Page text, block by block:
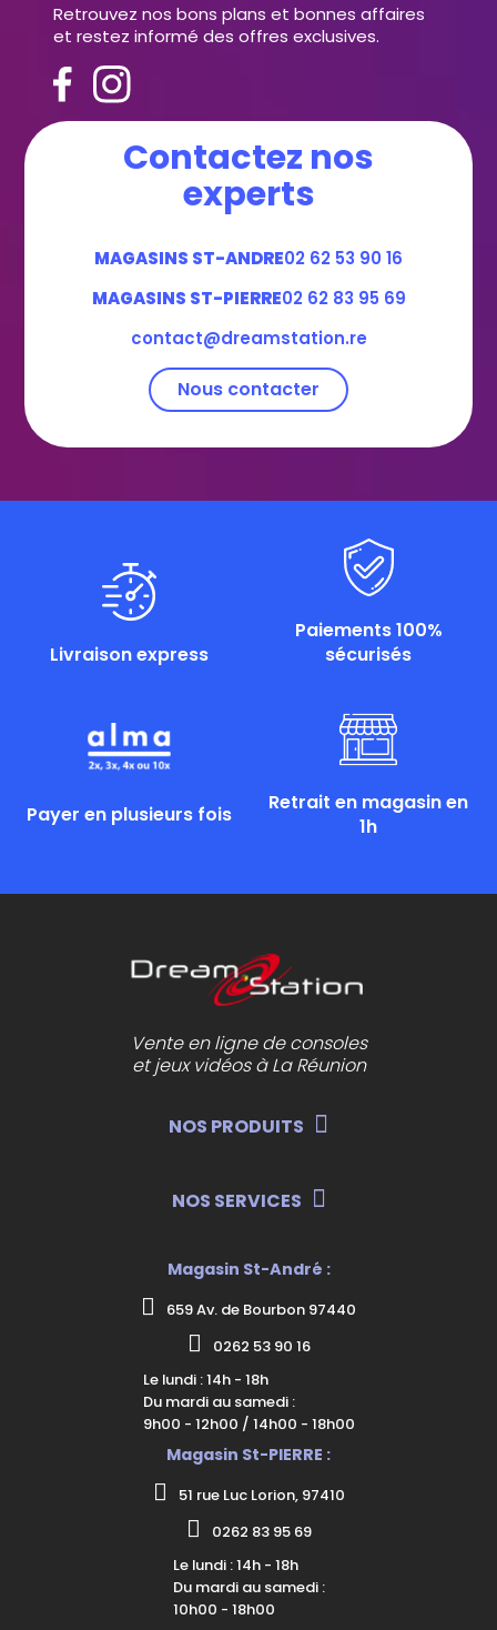
Retrouvez nos bons plans et bonnes affaires
et restez informé des offres exclusives.
Contactez nos
experts
MAGASINS ST-ANDRE02 62 53 90 16
MAGASINS ST-PIERRE02 62 83 95 69
contact@dreamstation.re
Nous contacter
Livraison express
Paiements 100%
sécurisés
Payer en plusieurs fois
Retrait en magasin en
1h
Vente en ligne de consoles
et jeux vidéos à La Réunion
NOS PRODUITS
NOS SERVICES
Magasin St-André :
659 Av. de Bourbon 97440
0262 53 90 16
Le lundi : 14h - 18h
Du mardi au samedi :
9h00 - 12h00 / 14h00 - 18h00
Magasin St-PIERRE :
51 rue Luc Lorion, 97410
0262 83 95 69
Le lundi : 14h - 18h
Du mardi au samedi :
10h00 - 18h00